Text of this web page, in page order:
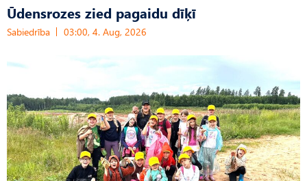
Ūdensrozes zied pagaidu dīķī
Sabiedrība 03:00, 4. Aug, 2026